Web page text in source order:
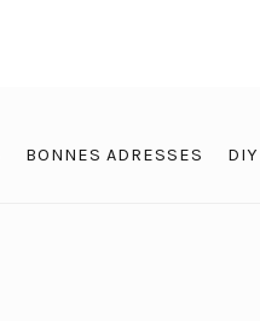
BONNES ADRESSES DIY